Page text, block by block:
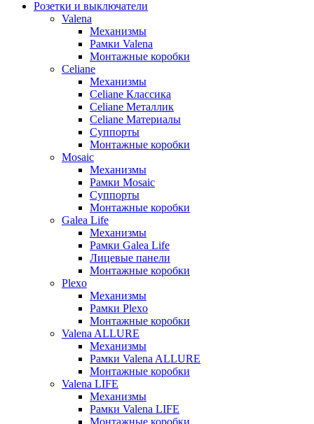
Розетки и выключатели
Valena
Механизмы
Рамки Valena
Монтажные коробки
Celiane
Механизмы
Celiane Классика
Celiane Металлик
Celiane Материалы
Суппорты
Монтажные коробки
Mosaic
Механизмы
Рамки Mosaic
Суппорты
Монтажные коробки
Galea Life
Механизмы
Рамки Galea Life
Лицевые панели
Монтажные коробки
Plexo
Механизмы
Рамки Plexo
Монтажные коробки
Valena ALLURE
Механизмы
Рамки Valena ALLURE
Монтажные коробки
Valena LIFE
Механизмы
Рамки Valena LIFE